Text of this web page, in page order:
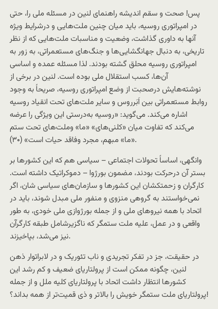
پس! صحت و سقم انديشه راهنمای لنين در مسئله ملی را، حتی
در امپراتوری روسيه، بايد ميان چنين ملت‌هايی و درشرايط ويژه
آنها به داوری گذاشت، وضعیت و مناسبات ملت‌هايی که از نظر
تاريخی، به دنبال جهانگشايی‌ها و جنگ‌های مستعمراتی، به زور به
امپراتوری روسيه محلق گشته بودند. لذا مسئله عمده و اساسی
آن‌ها، کسب استقلال ملی بوده است. لنين در برخی از
نوشته‌هايش درصحبت از وضع امپراتوری روسيه، صريحاً به وجود
روابط مستعمراتی بين اَبَرروس و ساير ملت‌های تحت انقياد روسيه
اشاره می‌کند. می‌گويد: «روسيه به‌درستی اين ويژگی را عرضه
می‌کند که تفاوت ميان «کلنی‌های» «ما» وملت‌های تحت ستم
«ما» مبهم، مجرد وفاقد حيات است» (۳۰).
وانگهی، اساساً تحولات اجتماعی – سياسی هم که اين کشورها بر
بستر آن درحرکت بودند، مضمون بورژوا – دموکراتيک داشته است.
کارگران و زحمتکشان اين کشورها و سازمان‌های سياسی شان، اگر
نمی‌خواستند به گروهی منزوی و منفور ملی مبدل شوند، بايد در
اتحاد با همه نيروهای ملی و از جمله بورژوازی ملی خودی، به طور
واقعی و در عمل، عليه ملت ستمگر که ناگزيرشامل طبقه کارگرآن
نيز می‌شد، بپاخيزند.
در حقيقت، جز در تفکر تجريدی و ناب تئوريک و در لابراتوار ذهن
لنين، چگونه ممکن است از پرولتاريای ضعيف و کم رشد اين
کشورها انتظار داشت اتحاد با پرولتاريای کليه ملل و از جمله
پرولتاريای ملت ستمگر خويش را بالاتر و ذی قميت‌تر از همه بداند؟!